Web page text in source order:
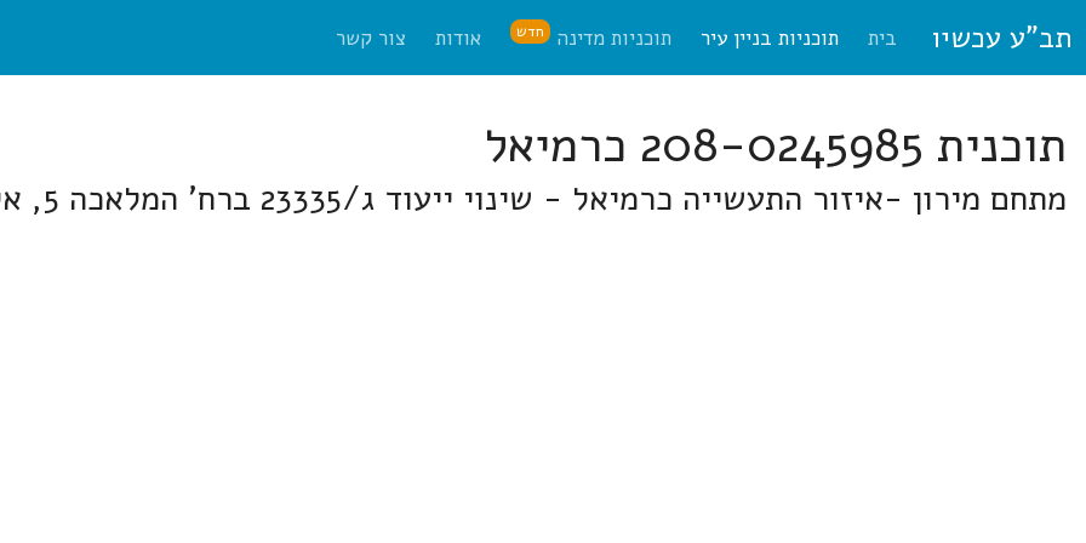
תב"ע עכשיו בית תוכניות בניין עיר תוכניות מדינה חדש אודות צור קשר
תוכנית 208-0245985 כרמיאל
מתחם מירון -איזור התעשייה כרמיאל - שינוי ייעוד ג/23335 ברח' המלאכה 5, איזור התעשייה